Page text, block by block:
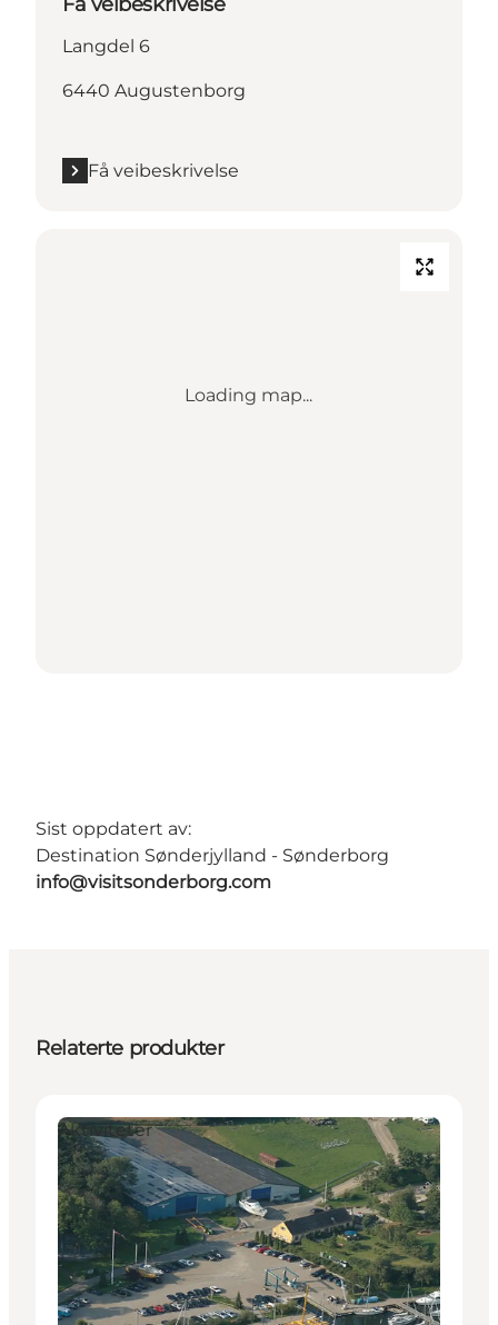
Langdel 6
6440 Augustenborg
Få veibeskrivelse
Loading map...
Sist oppdatert av:
Destination Sønderjylland - Sønderborg
info@visitsonderborg.com
Relaterte produkter
Aktiviteter